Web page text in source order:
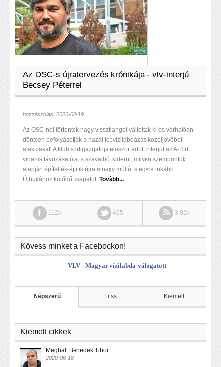
Az OSC-s újratervezés krónikája - vlv-interjú
Becsey Péterrel
hozzászólás, 2020-08-19
Az OSC-nél történtek nagy visszhangot váltottak ki és várhatóan
döntően befolyásolják a hazai topvízilabdázás közeljövőbeli
alakulását. A klub sortigazgatója először adott interjút az A-Híd
viharos távozása óta, s szavaiból kiderül, milyen szempontok
alapján építették-építik újra a nagy múltú, s egyre inkább
Újbudához kötődő csapatot. Tovább...
112k 465 3.92k
Kövess minket a Facebookon!
VLV - Magyar vízilabda-válogatott
Népszerű Friss Kiemelt
Kiemelt cikkek
Meghalt Benedek Tibor
2020-06-18